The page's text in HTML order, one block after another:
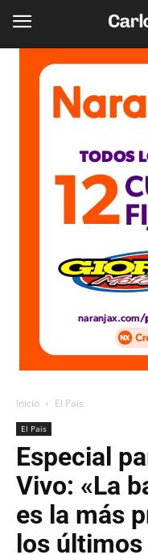
Inicio El Pais
El Pais
Especial
Vivo: «La
es la más
los últimos